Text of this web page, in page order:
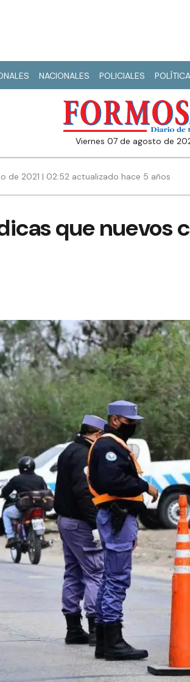
NACIONALES POLICIALES POLÍTICA
viernes 07 de agosto de
de 2021 | 02:52 actualizado hace 5 años
que nuevos